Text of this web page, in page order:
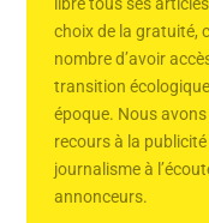
choix de la gratuité,
nombre d’avoir
transition
époque. Nous
recours à la
journalisme à
annonceurs.